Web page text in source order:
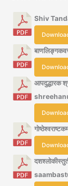
Shiv
आपदुद्धारक